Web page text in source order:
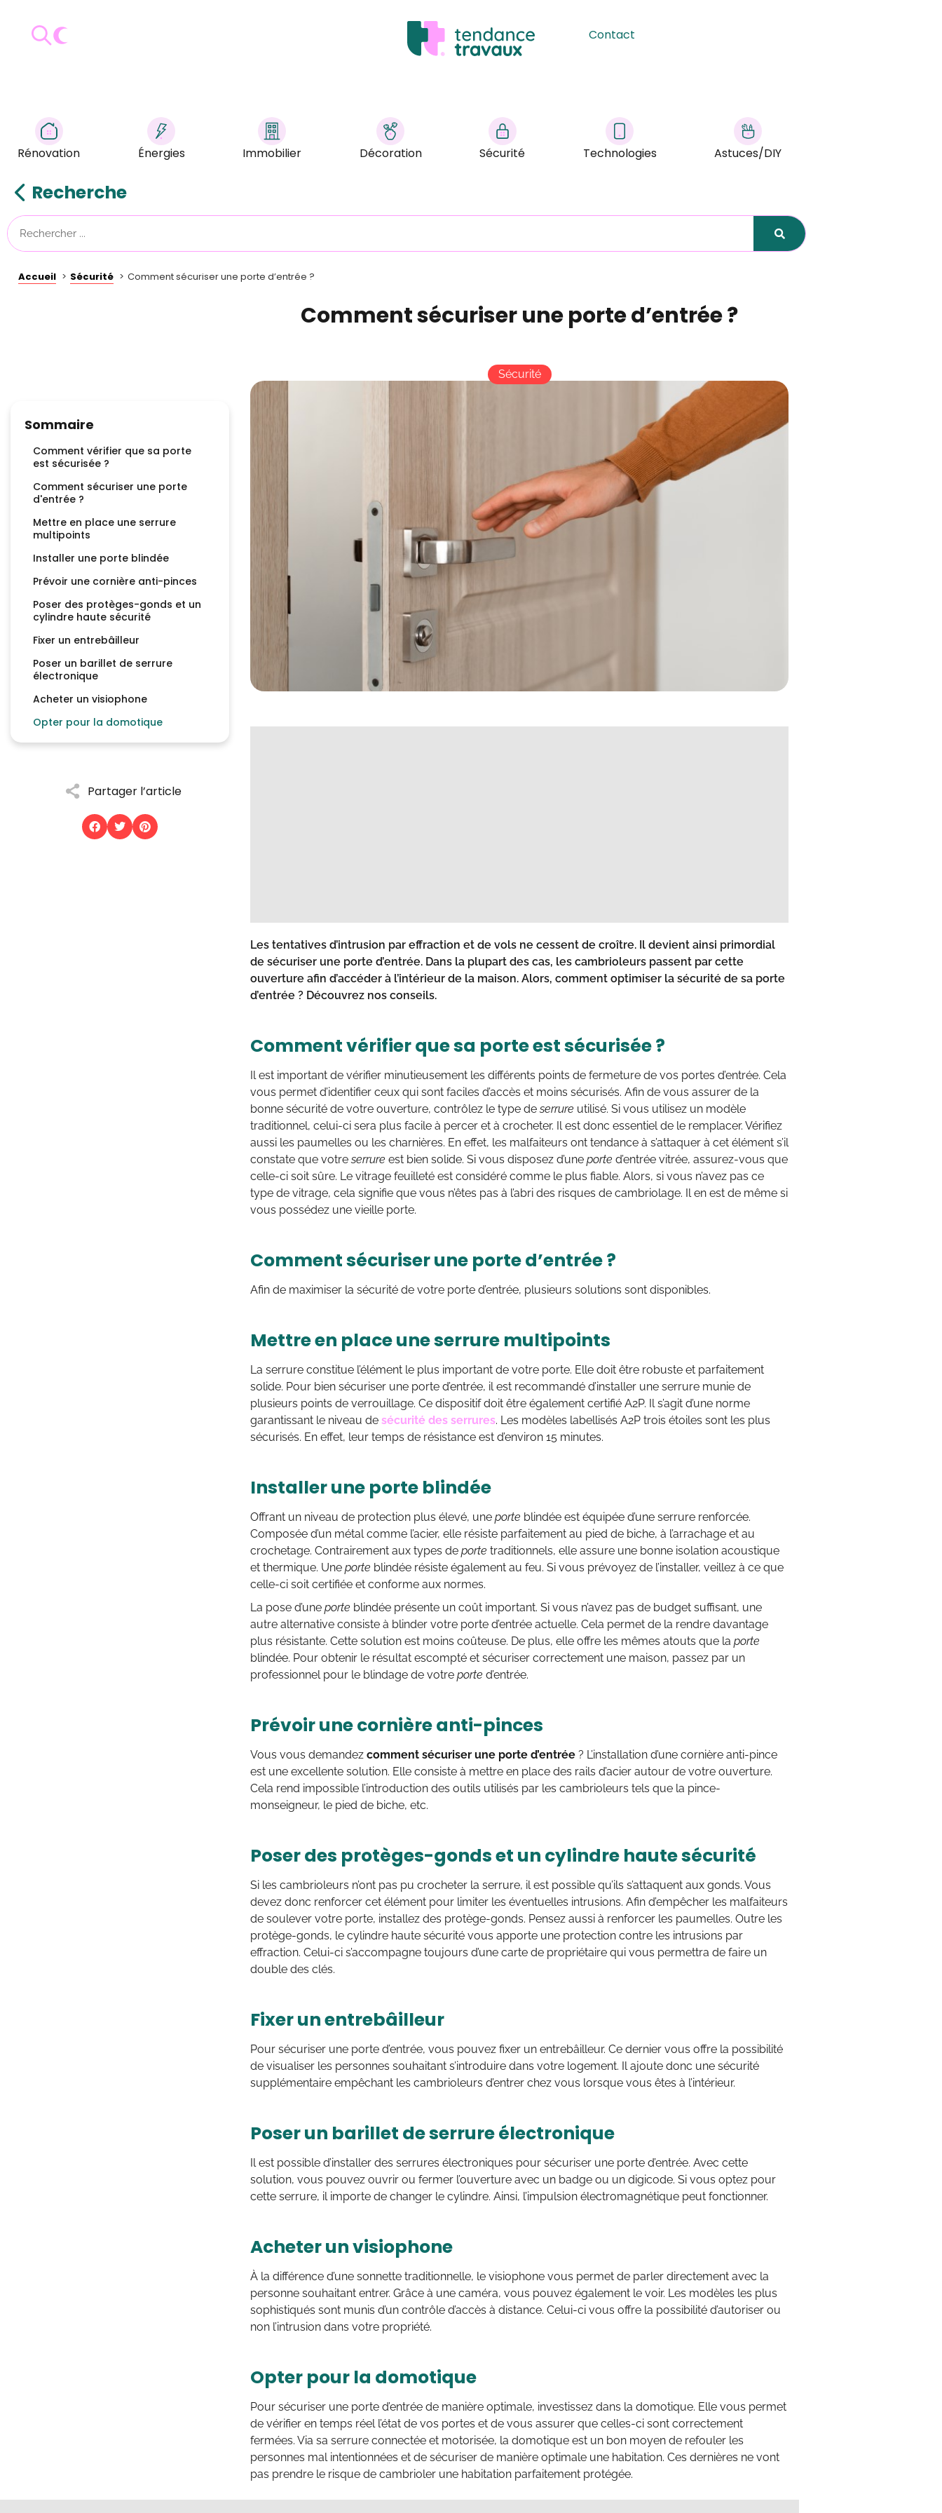
Contact
Rénovation Énergies Immobilier Décoration Sécurité Technologies Astuces/DIY
Recherche
Accueil Sécurité Comment sécuriser une porte d’entrée ?
Sommaire
Comment vérifier que sa porte
est sécurisée ?
Comment sécuriser une porte
d'entrée ?
Mettre en place une serrure
multipoints
Installer une porte blindée
Prévoir une cornière anti-pinces
Poser des protèges-gonds et un
cylindre haute sécurité
Fixer un entrebâilleur
Poser un barillet de serrure
électronique
Acheter un visiophone
Opter pour la domotique
Partager l’article
Comment sécuriser une porte d’entrée ?
Sécurité
Les tentatives d’intrusion par effraction et de vols ne cessent de croître. Il devient ainsi primordial
de sécuriser une porte d’entrée. Dans la plupart des cas, les cambrioleurs passent par cette
ouverture afin d’accéder à l’intérieur de la maison. Alors, comment optimiser la sécurité de sa porte
d’entrée ? Découvrez nos conseils.
Comment vérifier que sa porte est sécurisée ?
Il est important de vérifier minutieusement les différents points de fermeture de vos portes d’entrée. Cela
vous permet d’identifier ceux qui sont faciles d’accès et moins sécurisés. Afin de vous assurer de la
bonne sécurité de votre ouverture, contrôlez le type deserrure utilisé. Si vous utilisez un modèle
traditionnel, celui-ci sera plus facile à percer et à crocheter. Il est donc essentiel de le remplacer. Vérifiez
aussi les paumelles ou les charnières. En effet, les malfaiteurs ont tendance à s’attaquer à cet élément s’il
constate que votreserrure est bien solide. Si vous disposez d’une porte d’entrée vitrée, assurez-vous que
celle-ci soit sûre. Le vitrage feuilleté est considéré comme le plus fiable. Alors, si vous n’avez pas ce
type de vitrage, cela signifie que vous n’êtes pas à l’abri des risques de cambriolage. Il en est de même si
vous possédez une vieille porte.
Comment sécuriser une porte d’entrée ?
Afin de maximiser la sécurité de votre porte d’entrée, plusieurs solutions sont disponibles.
Mettre en place une serrure multipoints
La serrure constitue l’élément le plus important de votre porte. Elle doit être robuste et parfaitement
solide. Pour bien sécuriser une porte d’entrée, il est recommandé d’installer une serrure munie de
plusieurs points de verrouillage. Ce dispositif doit être également certifié A2P. Il s’agit d’une norme
garantissant le niveau de sécurité des serrures. Les modèles labellisés A2P trois étoiles sont les plus
sécurisés. En effet, leur temps de résistance est d’environ 15 minutes.
Installer une porte blindée
Offrant un niveau de protection plus élevé, une porte blindée est équipée d’une serrure renforcée.
Composée d’un métal comme l’acier, elle résiste parfaitement au pied de biche, à l’arrachage et au
crochetage. Contrairement aux types de porte traditionnels, elle assure une bonne isolation acoustique
et thermique. Une porte blindée résiste également au feu. Si vous prévoyez de l’installer, veillez à ce que
celle-ci soit certifiée et conforme aux normes.
La pose d’une porte blindée présente un coût important. Si vous n’avez pas de budget suffisant, une
autre alternative consiste à blinder votre porte d’entrée actuelle. Cela permet de la rendre davantage
plus résistante. Cette solution est moins coûteuse. De plus, elle offre les mêmes atouts que la porte
blindée. Pour obtenir le résultat escompté et sécuriser correctement une maison, passez par un
professionnel pour le blindage de votre porte d’entrée.
Prévoir une cornière anti-pinces
Vous vous demandez comment sécuriser une porte d’entrée ? L’installation d’une cornière anti-pince
est une excellente solution. Elle consiste à mettre en place des rails d’acier autour de votre ouverture.
Cela rend impossible l’introduction des outils utilisés par les cambrioleurs tels que la pince-
monseigneur, le pied de biche, etc.
Poser des protèges-gonds et un cylindre haute sécurité
Si les cambrioleurs n’ont pas pu crocheter la serrure, il est possible qu’ils s’attaquent aux gonds. Vous
devez donc renforcer cet élément pour limiter les éventuelles intrusions. Afin d’empêcher les malfaiteurs
de soulever votre porte, installez des protège-gonds. Pensez aussi à renforcer les paumelles. Outre les
protège-gonds, le cylindre haute sécurité vous apporte une protection contre les intrusions par
effraction. Celui-ci s’accompagne toujours d’une carte de propriétaire qui vous permettra de faire un
double des clés.
Fixer un entrebâilleur
Pour sécuriser une porte d’entrée, vous pouvez fixer un entrebâilleur. Ce dernier vous offre la possibilité
de visualiser les personnes souhaitant s’introduire dans votre logement. Il ajoute donc une sécurité
supplémentaire empêchant les cambrioleurs d’entrer chez vous lorsque vous êtes à l’intérieur.
Poser un barillet de serrure électronique
Il est possible d’installer des serrures électroniques pour sécuriser une porte d’entrée. Avec cette
solution, vous pouvez ouvrir ou fermer l’ouverture avec un badge ou un digicode. Si vous optez pour
cette serrure, il importe de changer le cylindre. Ainsi, l’impulsion électromagnétique peut fonctionner.
Acheter un visiophone
À la différence d’une sonnette traditionnelle, le visiophone vous permet de parler directement avec la
personne souhaitant entrer. Grâce à une caméra, vous pouvez également le voir. Les modèles les plus
sophistiqués sont munis d’un contrôle d’accès à distance. Celui-ci vous offre la possibilité d’autoriser ou
non l’intrusion dans votre propriété.
Opter pour la domotique
Pour sécuriser une porte d’entrée de manière optimale, investissez dans la domotique. Elle vous permet
de vérifier en temps réel l’état de vos portes et de vous assurer que celles-ci sont correctement
fermées. Via sa serrure connectée et motorisée, la domotique est un bon moyen de refouler les
personnes mal intentionnées et de sécuriser de manière optimale une habitation. Ces dernières ne vont
pas prendre le risque de cambrioler une habitation parfaitement protégée.